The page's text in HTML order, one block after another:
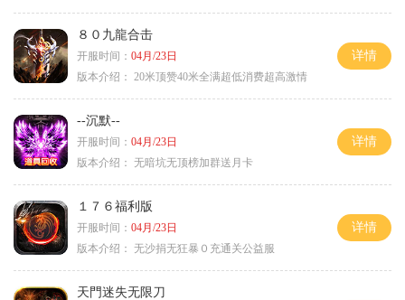
８０九龍合击
开服时间： 04月/23日
版本介绍： 20米顶赞40米全满超低消费超高激情
详情
--沉默--
开服时间： 04月/23日
版本介绍： 无暗坑无顶榜加群送月卡
详情
１７６福利版
开服时间： 04月/23日
版本介绍： 无沙捐无狂暴０充通关公益服
详情
天門迷失无限刀